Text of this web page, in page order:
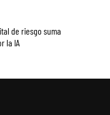
de riesgo suma
la IA